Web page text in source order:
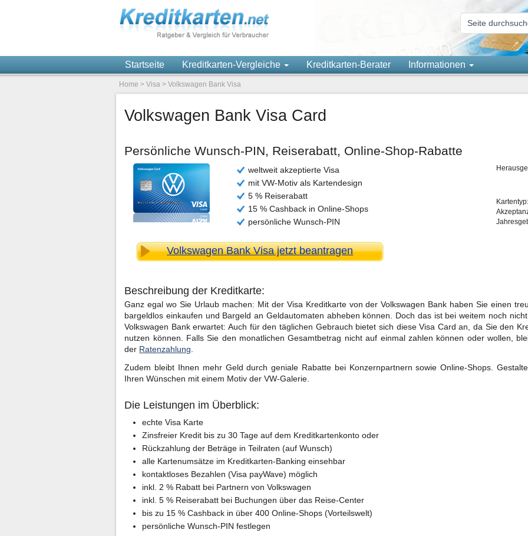
Startseite Kreditkarten-Vergleiche Kreditkarten-Berater Informationen
Home > Visa > Volkswagen Bank Visa
Volkswagen Bank Visa Card
Persönliche Wunsch-PIN, Reiserabatt, Online-Shop-Rabatte
weltweit akzeptierte Visa
mit VW-Motiv als Kartendesign
5 % Reiserabatt
15 % Cashback in Online-Shops
persönliche Wunsch-PIN
Kartentyp:
Volkswagen Bank Visa jetzt beantragen
Beschreibung der Kreditkarte:
Ganz egal wo Sie Urlaub machen: Mit der Visa Kreditkarte von der Volkswagen Bank haben Sie einen
bargeldlos einkaufen und Bargeld an Geldautomaten abheben können. Doch das ist bei weitem noch
Volkswagen Bank erwartet: Auch für den täglichen Gebrauch bietet sich diese Visa Card an, da Sie den
nutzen können. Falls Sie den monatlichen Gesamtbetrag nicht auf einmal zahlen können oder wollen,
der Ratenzahlung
Zudem bleibt Ihnen mehr Geld durch geniale Rabatte bei Konzernpartnern sowie Online-Shops.
Ihren Wünschen mit einem Motiv der VW-Galerie.
Die Leistungen im Überblick:
echte Visa Karte
Zinsfreier Kredit bis zu 30 Tage auf dem Kreditkartenkonto oder
Rückzahlung der Beträge in Teilraten (auf Wunsch)
alle Kartenumsätze im Kreditkarten-Banking einsehbar
kontaktloses Bezahlen (Visa payWave) möglich
inkl. 2 % Rabatt bei Partnern von Volkswagen
inkl. 5 % Reiserabatt bei Buchungen über das Reise-Center
bis zu 15 % Cashback in über 400 Online-Shops (Vorteilswelt)
persönliche Wunsch-PIN festlegen